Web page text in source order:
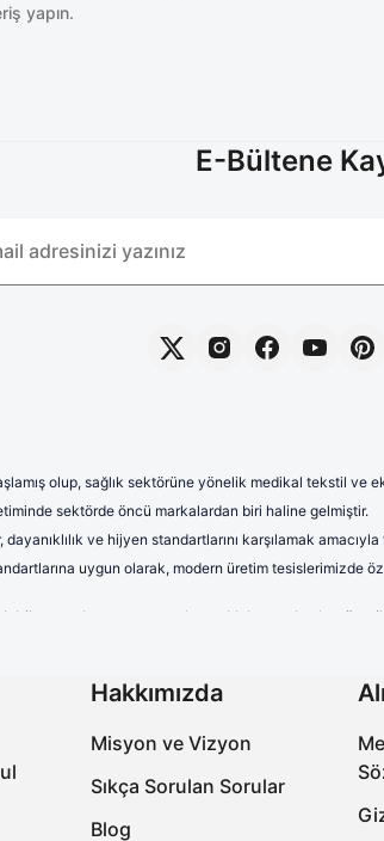
yapın.
E-Bültene
olup, sağlık sektörüne yönelik medikal tekstil
sektörde öncü markalardan biri haline gelmiştir.
ve hijyen standartlarını karşılamak
uygun olarak, modern üretim tesislerimizde
terletmeyen ve dayanıklı kumaşlardan
uzun saatler boyunca rahat kullanım
bonelerimiz yüksek kalite standartları
yanı sıra, farklı desen ve tasarımlarla
sabo terlikler, ergonomik tasarımları,
terliklerimiz, işlevselliğin yanı sıra estetik açıdan
yüksek kaliteli ve güvenilir ürünler
Hakkımızda
Misyon ve Vizyon
Sıkça Sorulan Sorular
Blog